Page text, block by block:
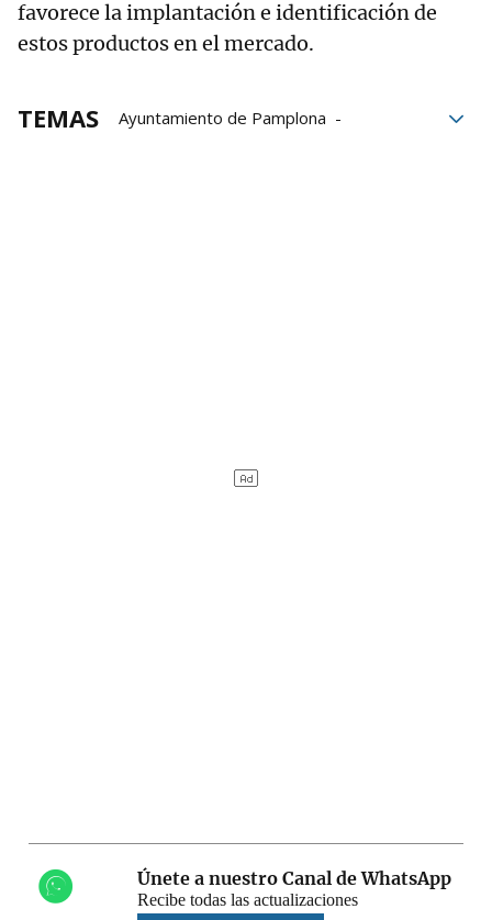
favorece la implantación e identificación de
estos productos en el mercado.
TEMAS
Ayuntamiento de Pamplona
Únete a nuestro Canal de WhatsApp
Recibe todas las actualizaciones